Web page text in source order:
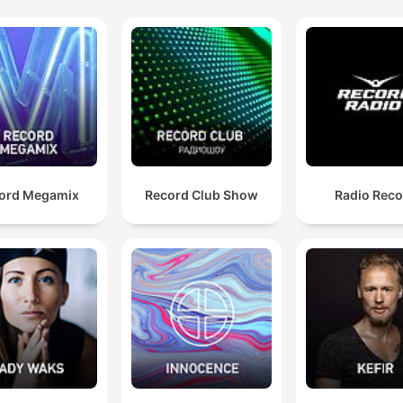
Megamix Record Club Show Radio